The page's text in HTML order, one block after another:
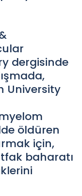
dergisinde
University
öldüren
için,
baharatı